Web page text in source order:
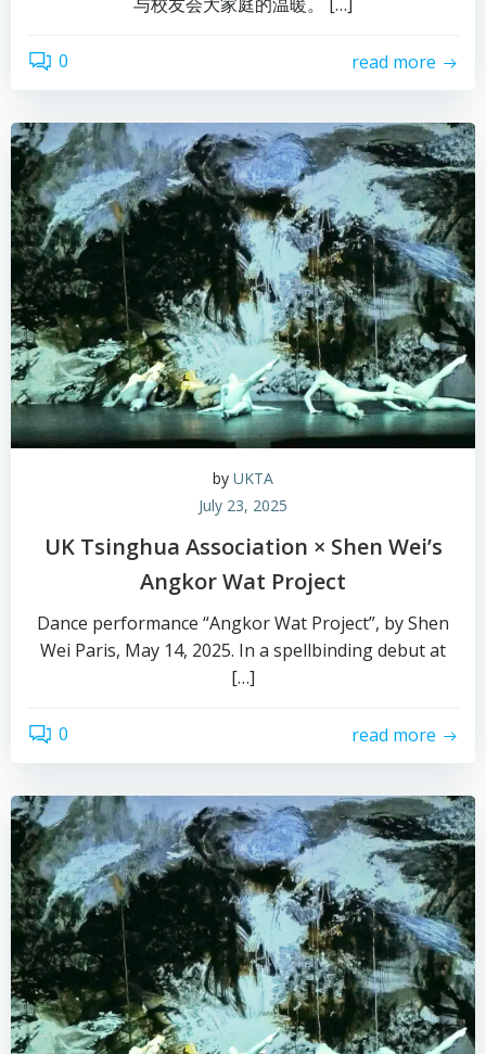
0 read more
by UKTA
July 23, 2025
UK Tsinghua Association × Shen Wei’s
Angkor Wat Project
Dance performance “Angkor Wat Project”, by Shen
Wei Paris, May 14, 2025. In a spellbinding debut at
[…]
0 read more